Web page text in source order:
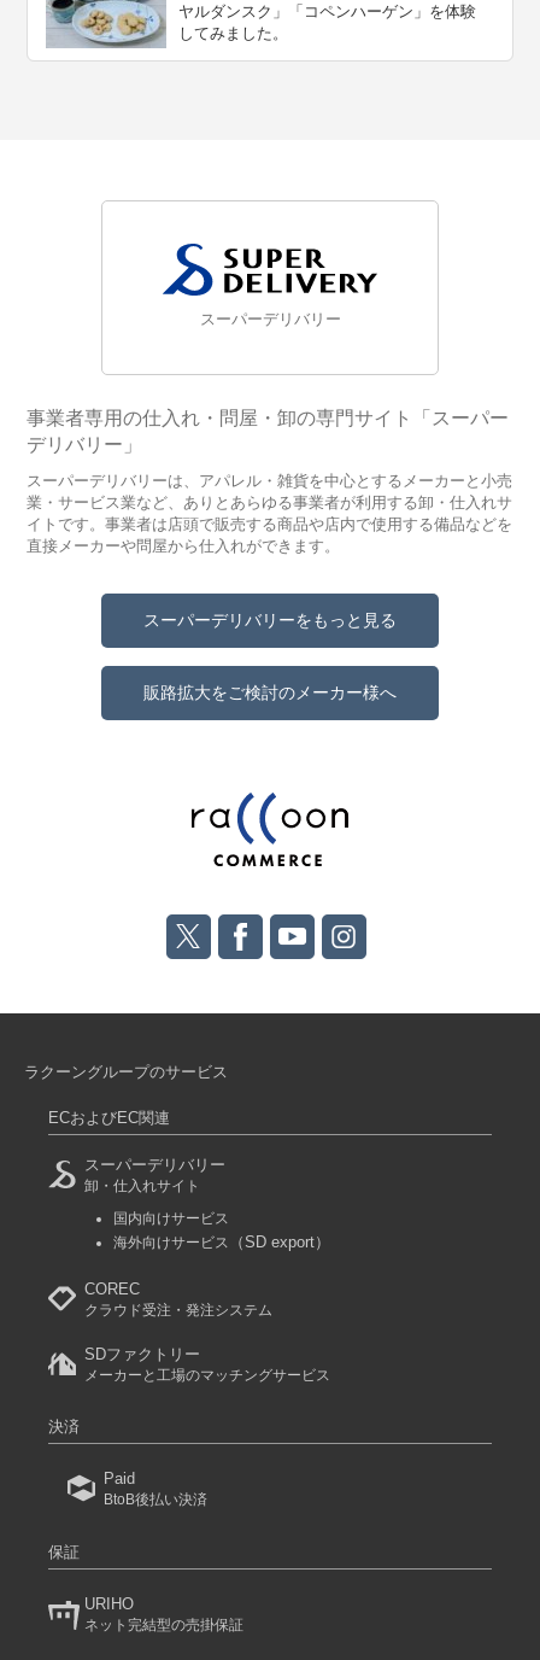
ヤルダンスク」「コペンハーゲン」を体験
してみました。
スーパーデリバリー
事業者専用の仕入れ・問屋・卸の専門サイト「スーパー
デリバリー」
スーパーデリバリーは、アパレル・雑貨を中心とするメーカーと小売
業・サービス業など、ありとあらゆる事業者が利用する卸・仕入れサ
イトです。事業者は店頭で販売する商品や店内で使用する備品などを
直接メーカーや問屋から仕入れができます。
スーパーデリバリーをもっと見る
販路拡大をご検討のメーカー様へ
ラクーングループのサービス
ECおよびEC関連
スーパーデリバリー
卸・仕入れサイト
国内向けサービス
海外向けサービス
（SD export）
COREC
クラウド受注・発注システム
SDファクトリー
メーカーと工場のマッチングサービス
決済
Paid
BtoB後払い決済
保証
URIHO
ネット完結型の売掛保証